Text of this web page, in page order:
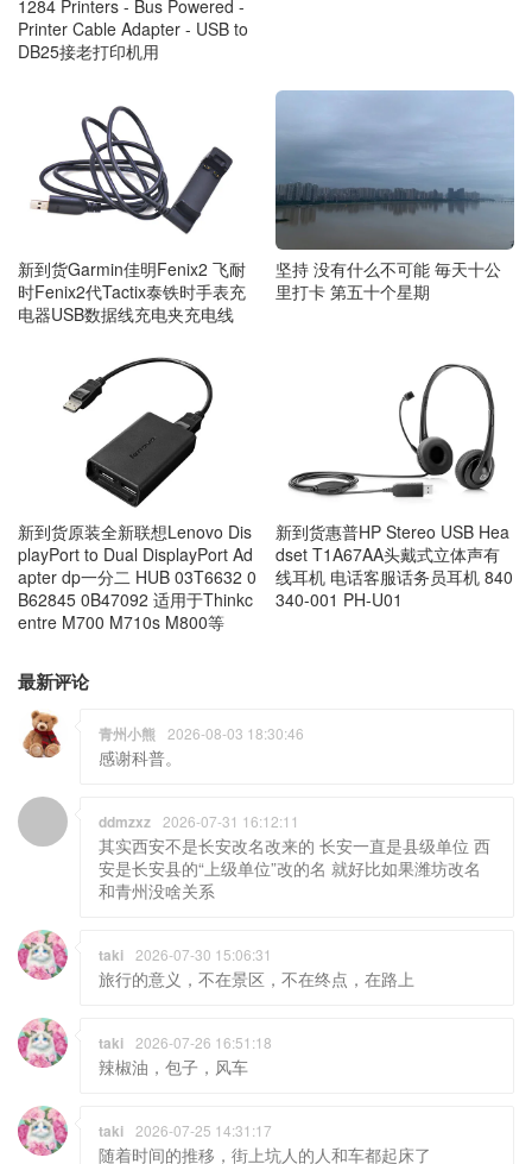
1284 Printers - Bus Powered -
Printer Cable Adapter - USB to
DB25接老打印机用
新到货Garmin佳明Fenix2 飞耐
时Fenix2代Tactix泰铁时手表充
电器USB数据线充电夹充电线
坚持 没有什么不可能 毎天十公
里打卡 第五十个星期
新到货原装全新联想Lenovo Dis
playPort to Dual DisplayPort Ad
apter dp一分二 HUB 03T6632 0
B62845 0B47092 适用于Thinkc
entre M700 M710s M800等
新到货惠普HP Stereo USB Hea
dset T1A67AA头戴式立体声有
线耳机 电话客服话务员耳机 840
340-001 PH-U01
最新评论
青州小熊 2026-08-03 18:30:46
感谢科普。
ddmzxz 2026-07-31 16:12:11
其实西安不是长安改名改来的 长安一直是县级单位 西
安是长安县的“上级单位”改的名 就好比如果潍坊改名
和青州没啥关系
taki 2026-07-30 15:06:31
旅行的意义，不在景区，不在终点，在路上
taki 2026-07-26 16:51:18
辣椒油，包子，风车
taki 2026-07-25 14:31:17
随着时间的推移，街上坑人的人和车都起床了